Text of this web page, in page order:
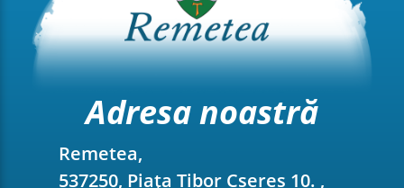
Adresa noastră
Remetea,
537250, Piața Tibor Cseres 10. ,